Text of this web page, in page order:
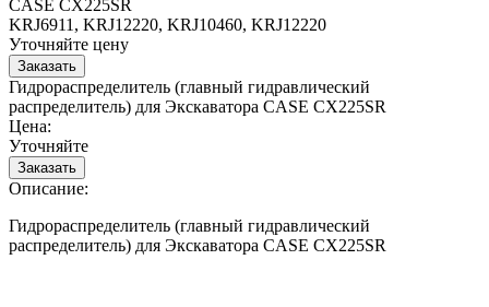
CASE CX225SR
KRJ6911, KRJ12220, KRJ10460, KRJ12220
Уточняйте цену
Гидрораспределитель (главный гидравлический
распределитель) для Экскаватора CASE CX225SR
Цена:
Уточняйте
Описание:
Гидрораспределитель (главный гидравлический
распределитель) для Экскаватора CASE CX225SR